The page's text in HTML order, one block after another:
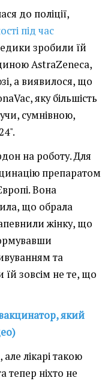
до поліції,
під час
зробили їй
AstraZeneca,
а виявилося, що
яку більшість
сумнівною,
на роботу. Для
препаратом
Вона
що обрала
жінку, що
та
зовсім не те, що
який
але лікарі такою
тепер ніхто не